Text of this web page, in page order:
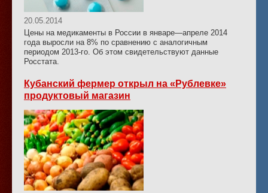
20.05.2014
Цены на медикаменты в России в январе—апреле 2014
года выросли на 8% по сравнению с аналогичным
периодом 2013-го. Об этом свидетельствуют данные
Росстата.
Кубанский фермер открыл на «Рублевке»
продуктовый магазин